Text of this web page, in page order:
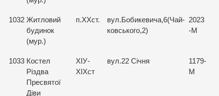
1032 Житловий
будинок
(мур.)
п.ХХст.
вул.Бобикевича,6(Чай-
ковського,2)
2023
-М
1033 Костел
Різдва
Пресвятої
Діви
ХІУ-
ХІХст
вул.22 Січня
1179-
М